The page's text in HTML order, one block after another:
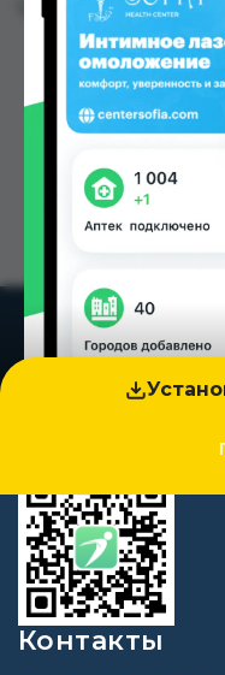
Цена: от4.10 TJS
Контакты